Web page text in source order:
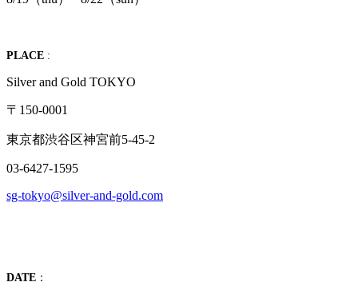
PLACE :
Silver and Gold TOKYO
〒150-0001
東京都渋谷区神宮前5-45-2
03-6427-1595
sg-tokyo@silver-and-gold.com
DATE ：